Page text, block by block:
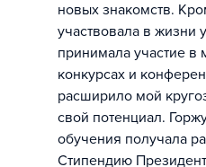
новых знакомств.
участвовала в жизни
принимала участие в
конкурсах и
расширило мой
свой потенциал.
обучения получала
Стипендию